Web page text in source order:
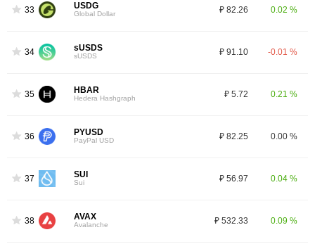
33 USDG
Global Dollar ₽ 82.26 0.02 %
34 sUSDS
sUSDS ₽ 91.10 -0.01 %
35 HBAR
Hedera Hashgraph ₽ 5.72 0.21 %
36 PYUSD
PayPal USD ₽ 82.25 0.00 %
37 SUI
Sui ₽ 56.97 0.04 %
38 AVAX
Avalanche ₽ 532.33 0.09 %